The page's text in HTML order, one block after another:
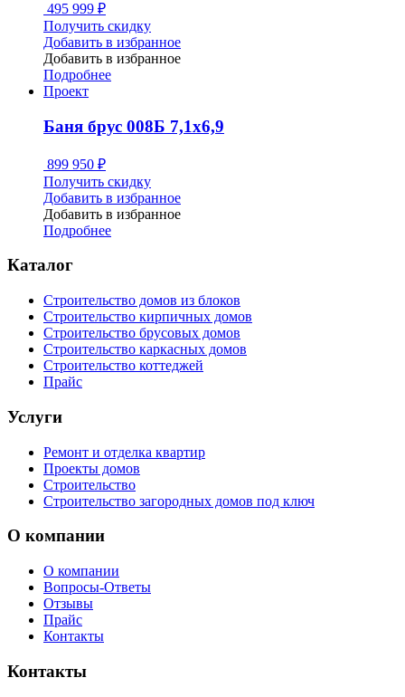
495 999 ₽
Получить скидку
Добавить в избранное
Добавить в избранное
Подробнее
Проект
Баня брус 008Б 7,1х6,9
899 950 ₽
Получить скидку
Добавить в избранное
Добавить в избранное
Подробнее
Каталог
Строительство домов из блоков
Строительство кирпичных домов
Строительство брусовых домов
Строительство каркасных домов
Строительство коттеджей
Прайс
Услуги
Ремонт и отделка квартир
Проекты домов
Строительство
Строительство загородных домов под ключ
О компании
О компании
Вопросы-Ответы
Отзывы
Прайс
Контакты
Контакты